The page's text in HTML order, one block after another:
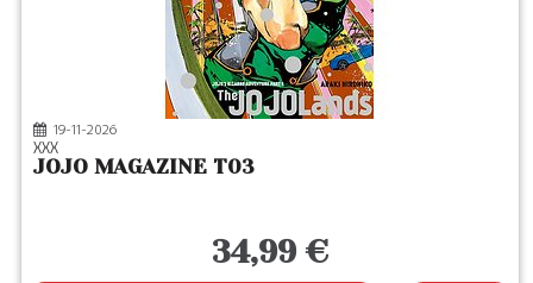
SHUEISHA
SHUEISHA JP(6)
19-11-2026
XXX
JOJO MAGAZINE T03
34,99 €